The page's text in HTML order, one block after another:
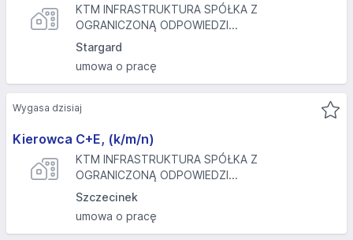
KTM INFRASTRUKTURA SPÓŁKA Z
OGRANICZONĄ ODPOWIEDZI...
Stargard
umowa o pracę
Kierowca C+E, (k/m/n)
KTM INFRASTRUKTURA SPÓŁKA Z
OGRANICZONĄ ODPOWIEDZI...
Szczecinek
umowa o pracę
Wygasa dzisiaj